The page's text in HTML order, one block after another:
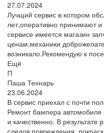
27.07.2024
Лучщий сервис в котором
лет,оперативно принимают
сервисе имеется магазин
ценам,механики
возникало.Рекомендую к
Ещё
П
Паша Технарь
23.06.2024
В сервис приехал с почти
Ремонт бампера
и качественно. В
следов повреждения,